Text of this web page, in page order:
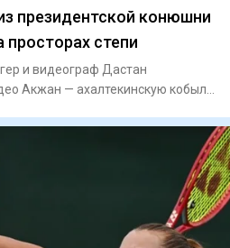
президентской конюшни
просторах степи
и видеограф Дастан
Акжан — ахалтекинскую кобылу